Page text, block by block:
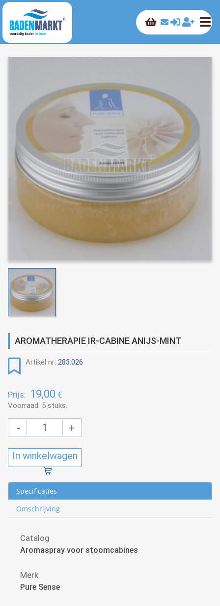
AROMATHERAPIE IR-CABINE ANIJS-MINT
Artikel nr: 283.026
Prijs: 19,00 €
Voorraad: 5 stuks.
- +
In winkelwagen
Specificaties
Omschrijving
Catalog
Aromaspray voor stoomcabines
Merk
Pure Sense